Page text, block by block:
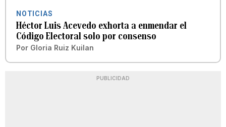
NOTICIAS
Héctor Luis Acevedo exhorta a enmendar el
Código Electoral solo por consenso
Por Gloria Ruiz Kuilan
PUBLICIDAD